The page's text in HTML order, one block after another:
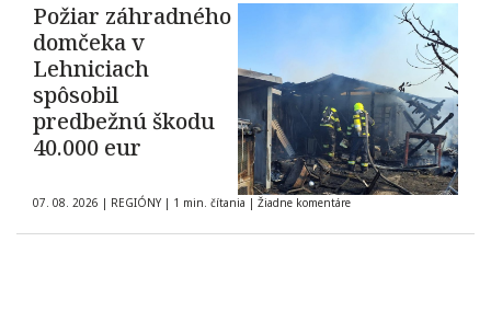
Požiar záhradného
domčeka v
Lehniciach
spôsobil
predbežnú škodu
40.000 eur
07. 08. 2026 | REGIÓNY | 1 min. čítania | Žiadne komentáre